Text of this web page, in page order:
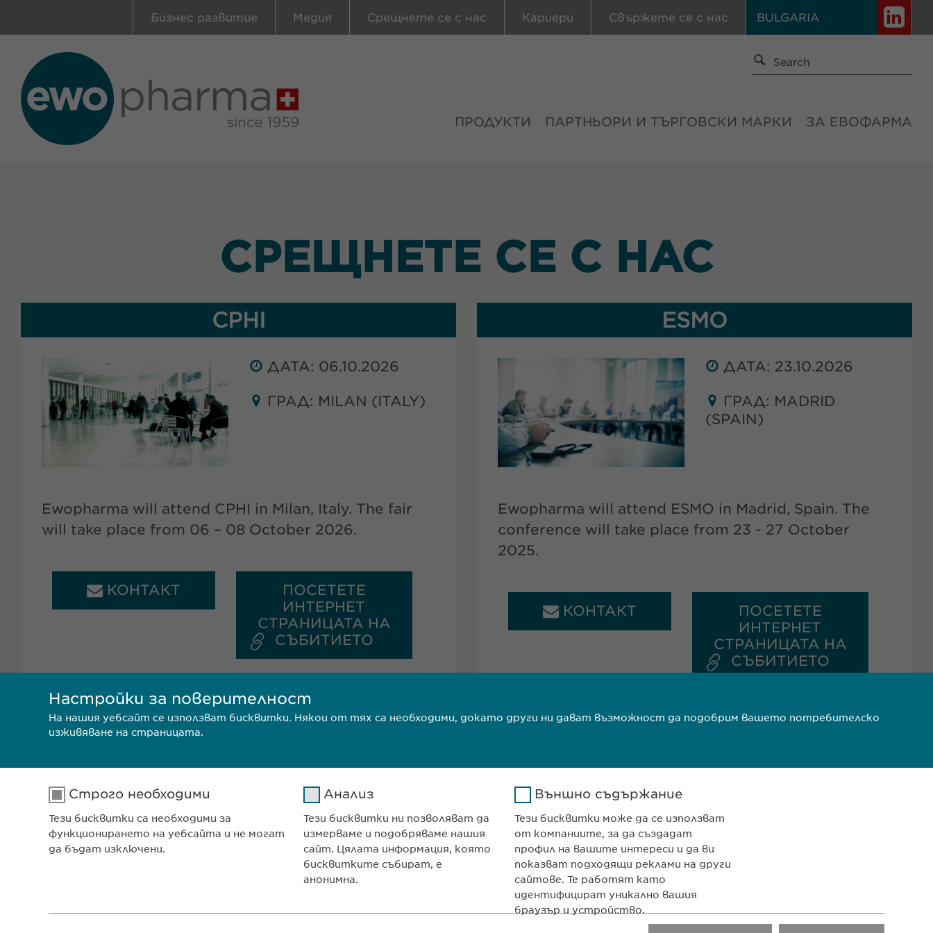
BULGARIA
Бизнес развитие Медия Срещнете се с нас Кариери Свържете се с нас
ПРОДУКТИ ПАРТНЬОРИ И ТЪРГОВСКИ МАРКИ ЗА ЕВОФАРМА
СРЕЩНЕТЕ СЕ С НАС
CPHI
ДАТА: 06.10.2026
ГРАД: MILAN (ITALY)
Ewopharma will attend CPHI in Milan, Italy. The fair
will take place from 06 – 08 October 2026.
КОНТАКТ
ПОСЕТЕТЕ
ИНТЕРНЕТ
СТРАНИЦАТА НА
СЪБИТИЕТО
ESMO
ДАТА: 23.10.2026
ГРАД: MADRID
(SPAIN)
Ewopharma will attend ESMO in Madrid, Spain. The
conference will take place from 23 - 27 October
2025.
КОНТАКТ
ПОСЕТЕТЕ
ИНТЕРНЕТ
СТРАНИЦАТА НА
СЪБИТИЕТО
Ewopharma Ltd
ул. „8-ми декември“ № 13
София 1700
България
КОНТАКТ
Телефон: +359 2 962 12 00
e-mail:info@ewopharma.bg
contact@ ewopharma.bg
Настройки за поверителност
На нашия уебсайт се използват бисквитки. Някои от тях са необходими, докато други ни дават възможност да подобрим вашето потребителско
изживяване на страницата.
Строго необходими
Тези бисквитки са необходими за
функционирането на уебсайта и не могат
да бъдат изключени.
Анализ
Тези бисквитки ни позволяват да
измерваме и подобряваме нашия
сайт. Цялата информация, която
бисквитките събират, е
анонимна.
Външно съдържание
Тези бисквитки може да се използват
от компаниите, за да създадат
профил на вашите интереси и да ви
показват подходящи реклами на други
сайтове. Те работят като
идентифицират уникално вашия
браузър и устройство.